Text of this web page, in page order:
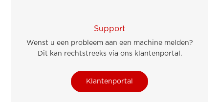
Support
Wenst u een probleem aan een machine melden?
Dit kan rechtstreeks via ons klantenportal.
Klantenportal